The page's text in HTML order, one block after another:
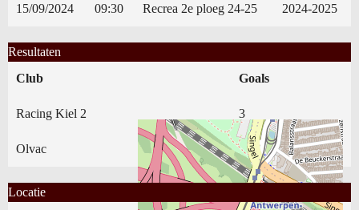
15/09/2024 09:30 Recrea 2e ploeg 24-25 2024-2025
Resultaten
Club
Goals
Racing Kiel 2 3
Olvac 2
Locatie